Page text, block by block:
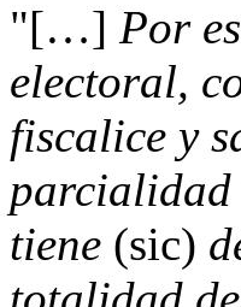
"[…] Por
electoral,
fiscalice y
parcialidad
tiene (sic)